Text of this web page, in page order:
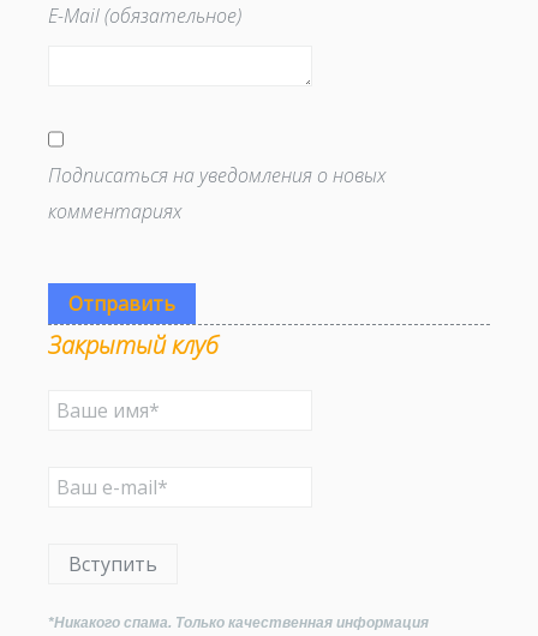
E-Mail (обязательное)
Подписаться на уведомления о новых
комментариях
Отправить
Закрытый клуб
Вступить
*Никакого спама. Только качественная информация